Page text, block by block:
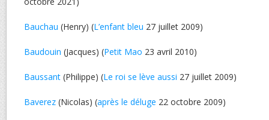
Bauchau (Henry) (L’enfant bleu 27 juillet 2009)
Baudouin (Jacques) (Petit Mao 23 avril 2010)
Baussant (Philippe) (Le roi se lève aussi 27 juillet 2009)
Baverez (Nicolas) (après le déluge 22 octobre 2009)